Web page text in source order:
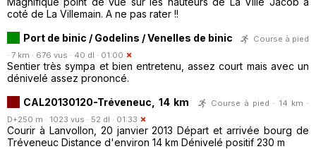
coté de La Villemain. A ne pas rater !!
Port de binic / Godelins / Venelles de binic
Course à pied
· 7 km · 676 vus · 40 dl · 01:00
Sentier très sympa et bien entretenu, assez court mais avec un
dénivelé assez prononcé.
CAL20130120-Tréveneuc, 14 km
Course à pied · 14 km ·
D+250 m · 1023 vus · 52 dl · 01:33
Courir à Lanvollon, 20 janvier 2013 Départ et arrivée bourg de
Tréveneuc Distance d'environ 14 km Dénivelé positif 230 m